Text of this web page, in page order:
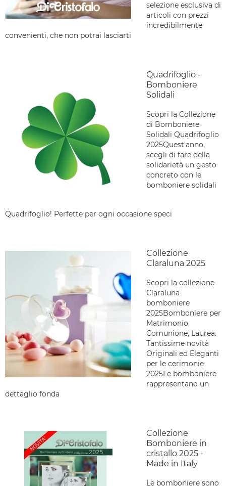
selezione esclusiva di
articoli con prezzi
incredibilmente
convenienti, che non potrai lasciarti
Quadrifoglio -
Bomboniere
Solidali
Scopri la Collezione
di Bomboniere
Solidali Quadrifoglio
2025Quest'anno,
scegli di fare della
solidarietà un gesto
concreto con le
bomboniere solidali
Quadrifoglio! Perfette per ogni occasione speci
Collezione
Claraluna 2025
Scopri la collezione
Claraluna
bomboniere
2025Bomboniere per
Matrimonio,
Comunione, Laurea.
Tantissime novità
Originali ed Eleganti
per le cerimonie
2025Le bomboniere
rappresentano un
dettaglio fonda
Collezione
Bomboniere in
cristallo 2025 -
Made in Italy
Le bomboniere sono